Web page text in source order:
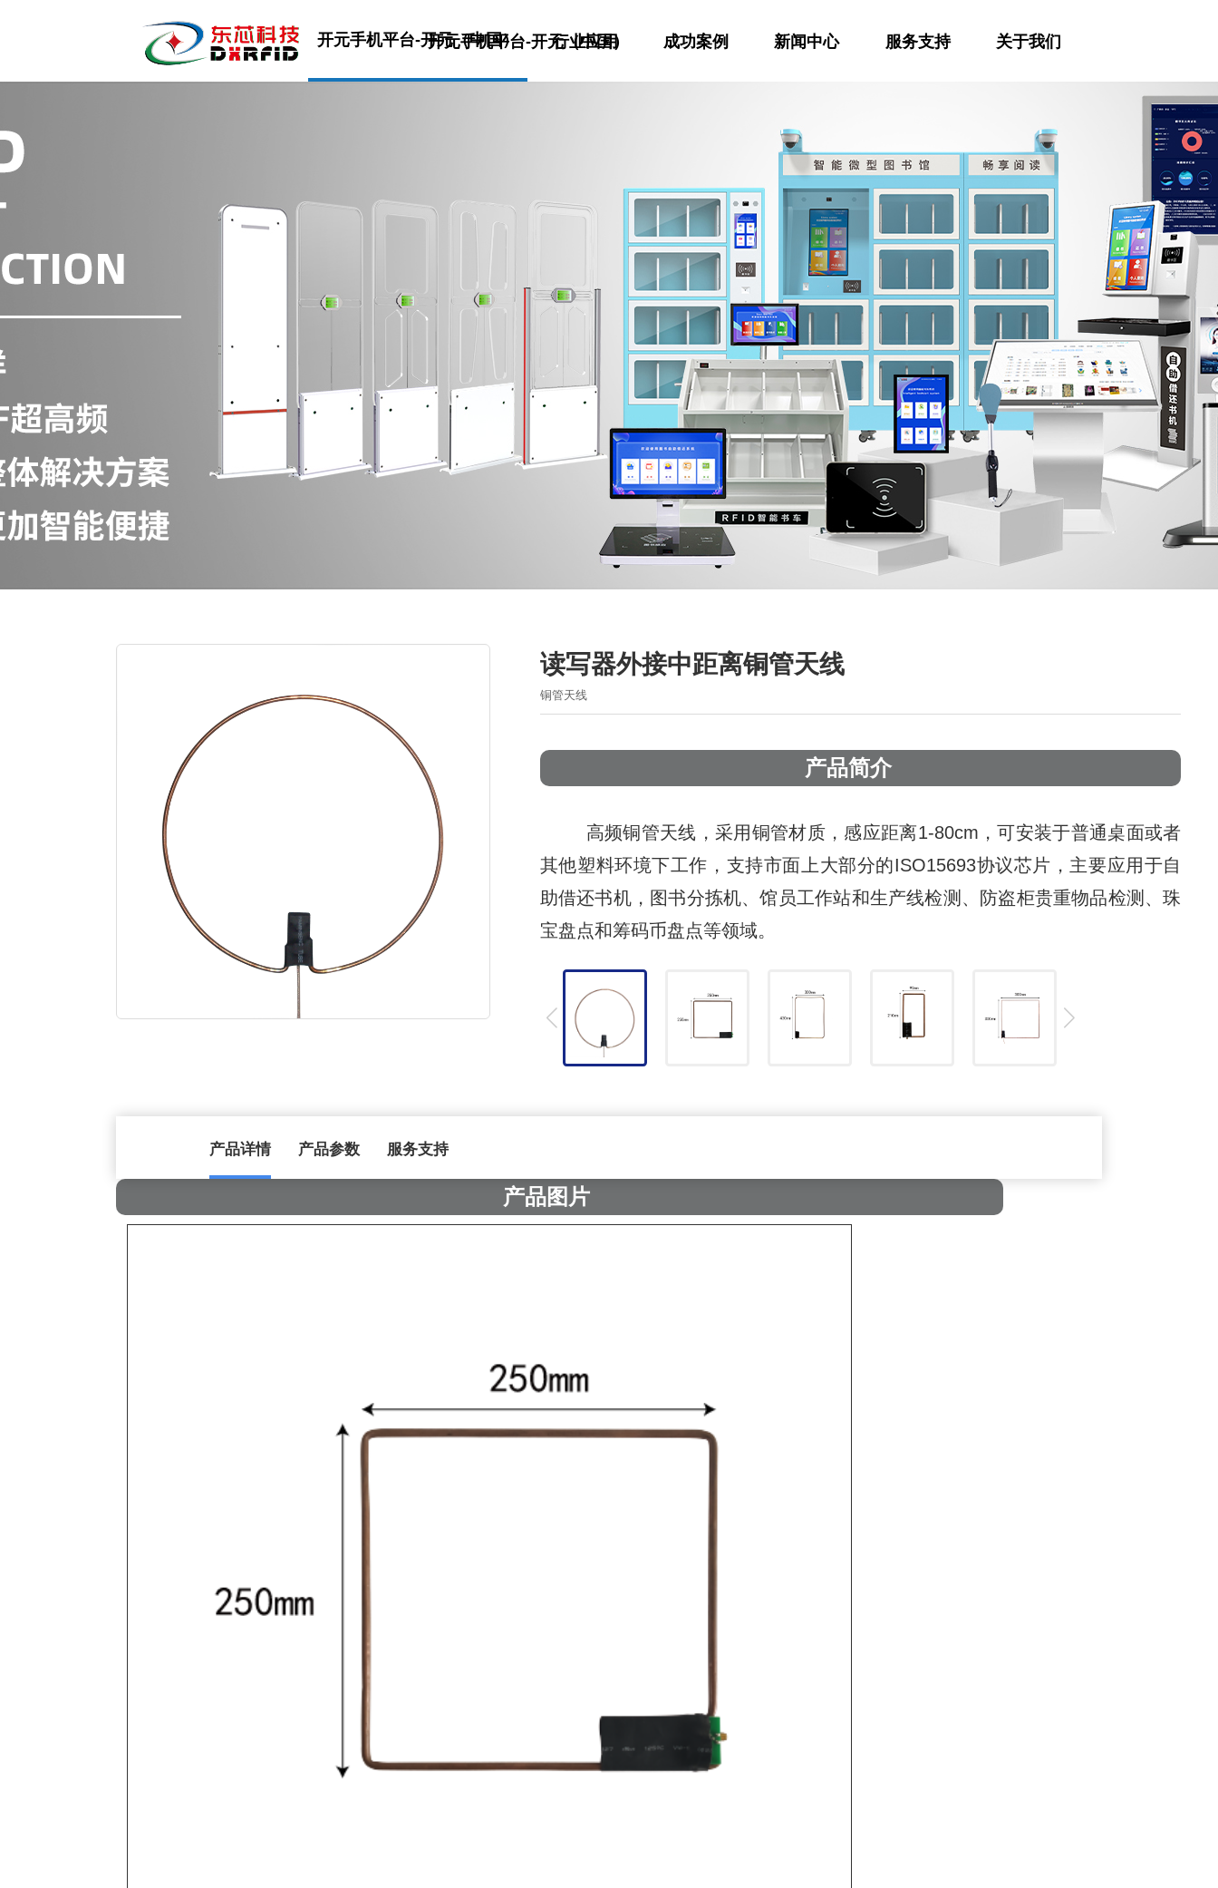
开元手机平台-开元（中国）开元手机平台-开元（中国）
行业应用 成功案例 新闻中心 服务支持 关于我们
读写器外接中距离铜管天线
铜管天线
产品简介
高频铜管天线，采用铜管材质，感应距离1-80cm，可安装于普通桌面或者
其他塑料环境下工作，支持市面上大部分的ISO15693协议芯片，主要应用于自
助借还书机，图书分拣机、馆员工作站和生产线检测、防盗柜贵重物品检测、珠
宝盘点和筹码币盘点等领域。
产品详情 产品参数 服务支持
产品图片